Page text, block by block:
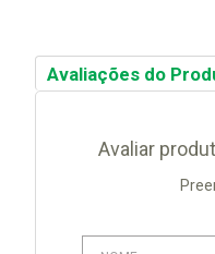
Avaliações do
Avaliar